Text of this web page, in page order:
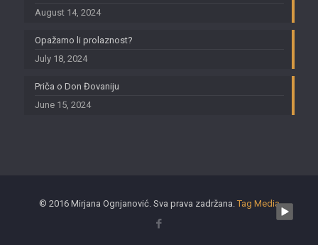
August 14, 2024
Opažamo li prolaznost?
July 18, 2024
Priča o Don Đovaniju
June 15, 2024
© 2016 Mirjana Ognjanović. Sva prava zadržana.Tag Media